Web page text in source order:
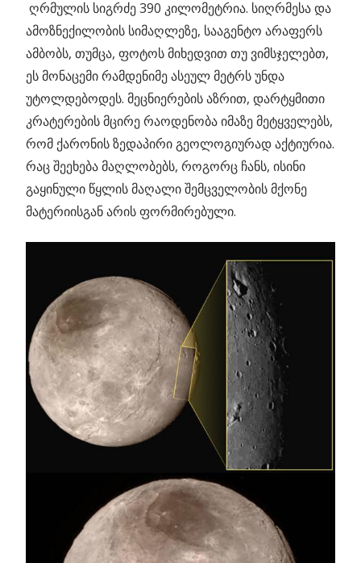
ღრმულის სიგრძე 390 კილომეტრია. სიღრმესა და
ამოზნექილობის სიმაღლეზე, სააგენტო არაფერს
ამბობს, თუმცა, ფოტოს მიხედვით თუ ვიმსჯელებთ,
ეს მონაცემი რამდენიმე ასეულ მეტრს უნდა
უტოლდებოდეს. მეცნიერების აზრით, დარტყმითი
კრატერების მცირე რაოდენობა იმაზე მეტყველებს,
რომ ქარონის ზედაპირი გეოლოგიურად აქტიურია.
რაც შეეხება მაღლობებს, როგორც ჩანს, ისინი
გაყინული წყლის მაღალი შემცველობის მქონე
მატერიისგან არის ფორმირებული.